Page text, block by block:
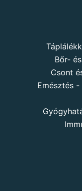
Bőr-
Csont
Emésztés